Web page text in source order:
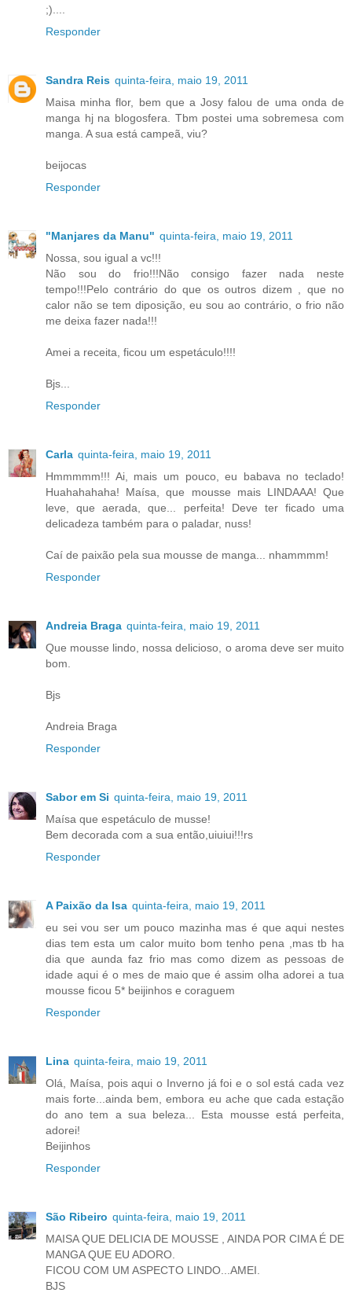
;)....
Responder
Sandra Reis quinta-feira, maio 19, 2011
Maisa minha flor, bem que a Josy falou de uma onda de
manga hj na blogosfera. Tbm postei uma sobremesa com
manga. A sua está campeã, viu?
beijocas
Responder
"Manjares da Manu" quinta-feira, maio 19, 2011
Nossa, sou igual a vc!!!
Não sou do frio!!!Não consigo fazer nada neste
tempo!!!Pelo contrário do que os outros dizem , que no
calor não se tem diposição, eu sou ao contrário, o frio não
me deixa fazer nada!!!
Amei a receita, ficou um espetáculo!!!!
Bjs...
Responder
Carla quinta-feira, maio 19, 2011
Hmmmmm!!! Ai, mais um pouco, eu babava no teclado!
Huahahahaha! Maísa, que mousse mais LINDAAA! Que
leve, que aerada, que... perfeita! Deve ter ficado uma
delicadeza também para o paladar, nuss!
Caí de paixão pela sua mousse de manga... nhammmm!
Responder
Andreia Braga quinta-feira, maio 19, 2011
Que mousse lindo, nossa delicioso, o aroma deve ser muito
bom.
Bjs
Andreia Braga
Responder
Sabor em Si quinta-feira, maio 19, 2011
Maísa que espetáculo de musse!
Bem decorada com a sua então,uiuiui!!!rs
Responder
A Paixão da Isa quinta-feira, maio 19, 2011
eu sei vou ser um pouco mazinha mas é que aqui nestes
dias tem esta um calor muito bom tenho pena ,mas tb ha
dia que aunda faz frio mas como dizem as pessoas de
idade aqui é o mes de maio que é assim olha adorei a tua
mousse ficou 5* beijinhos e coraguem
Responder
Lina quinta-feira, maio 19, 2011
Olá, Maísa, pois aqui o Inverno já foi e o sol está cada vez
mais forte...ainda bem, embora eu ache que cada estação
do ano tem a sua beleza... Esta mousse está perfeita,
adorei!
Beijinhos
Responder
São Ribeiro quinta-feira, maio 19, 2011
MAISA QUE DELICIA DE MOUSSE , AINDA POR CIMA É DE
MANGA QUE EU ADORO.
FICOU COM UM ASPECTO LINDO...AMEI.
BJS